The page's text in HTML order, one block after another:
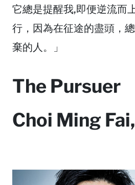
它總是提醒我,即便逆流而
行，因為在征途的盡頭，
棄的人。」
The Pursuer
Choi Ming